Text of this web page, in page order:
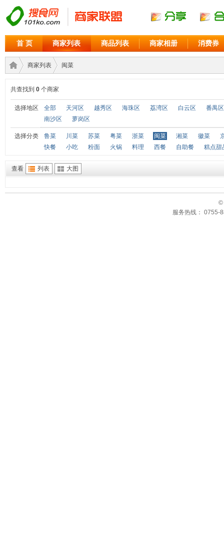
首 页 商家列表 商品列表 商家相册 消费券
商家›
商家列表
›
闽菜
共查找到 0 个商家
选择地区 全部 天河区 越秀区 海珠区 荔湾区 白云区
番禺区
南沙区
萝岗区
选择分类 鲁菜 川菜 苏菜 粤菜 浙菜 闽菜 湘菜 徽菜
快餐
小吃 粉面 火锅 料理 西餐 自助餐 糕点甜
查看 列表 大图
©
服务热线： 0755-